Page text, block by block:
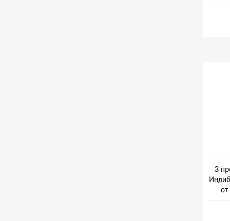
3
от